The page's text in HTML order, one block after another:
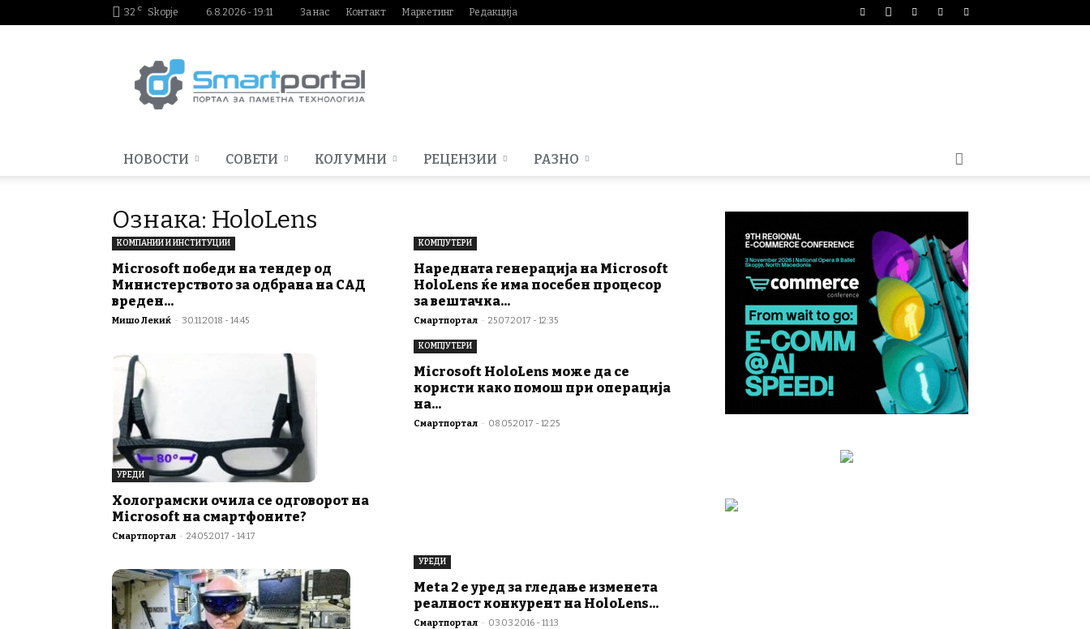
32 C Skopje 6.8.2026 - 19:11 За нас Контакт Маркетинг Редакција
НОВОСТИ СОВЕТИ КОЛУМНИ РЕЦЕНЗИИ РАЗНО
Ознака: HoloLens
КОМПАНИИ И ИНСТИТУЦИИ
Microsoft победи на тендер од
Министерството за одбрана на САД
вреден...
Мишо Лекиќ - 30.11.2018 - 14:45
КОМПЈУТЕРИ
Наредната генерација на Microsoft
HoloLens ќе има посебен процесор
за вештачка...
Смартпортал - 25.07.2017 - 12:35
УРЕДИ
Холограмски очила се одговорот на
Microsoft на смартфоните?
Смартпортал - 24.05.2017 - 14:17
КОМПЈУТЕРИ
Microsoft HoloLens може да се
користи како помош при операција
на...
Смартпортал - 08.05.2017 - 12:25
УРЕДИ
Meta 2 е уред за гледање изменета
реалност конкурент на HoloLens...
Смартпортал - 03.03.2016 - 11:13